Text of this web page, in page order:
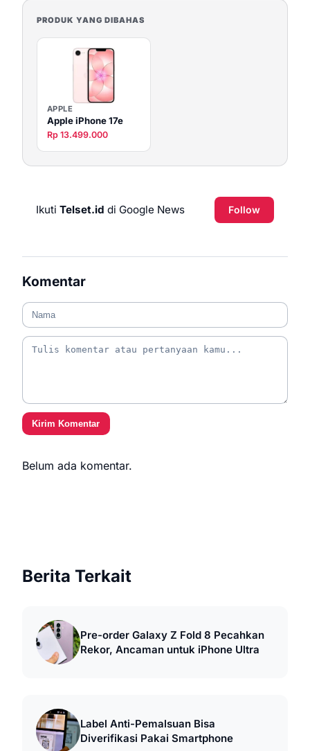
PRODUK YANG DIBAHAS
APPLE
Apple iPhone 17e
Rp 13.499.000
Ikuti Telset.id di Google News Follow
Komentar
Kirim Komentar
Belum ada komentar.
Berita Terkait
Pre-order Galaxy Z Fold 8 Pecahkan
Rekor, Ancaman untuk iPhone Ultra
Label Anti-Pemalsuan Bisa
Diverifikasi Pakai Smartphone